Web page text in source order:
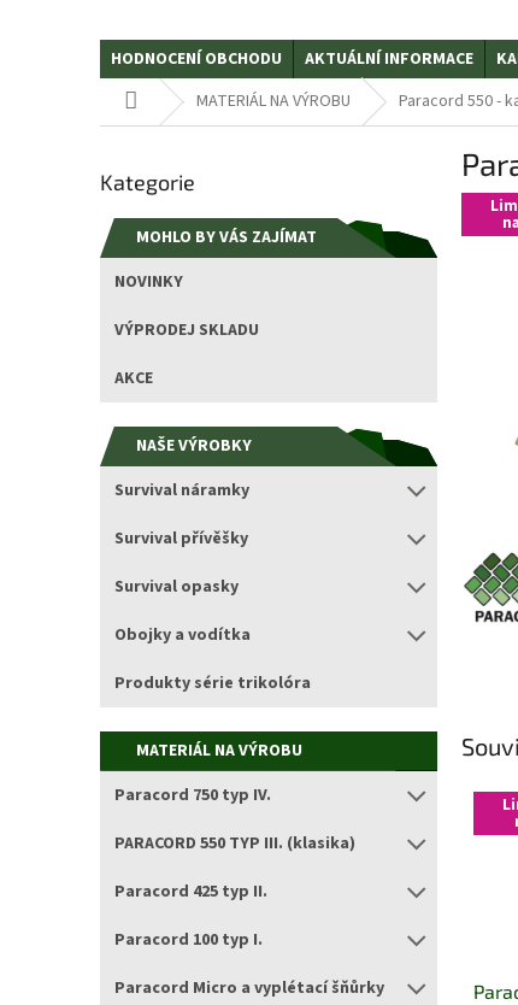
HODNOCENÍ OBCHODU AKTUÁLNÍ INFORMACE
Domů MATERIÁL NA VÝROBU Paracord 550 -
s
r
n
e
kategorie
Kategorie
MOHLO BY VÁS ZAJÍMAT
NOVINKY
VÝPRODEJ SKLADU
AKCE
NAŠE VÝROBKY
Survival náramky
Survival přívěšky
Survival opasky
Obojky a vodítka
Produkty série trikolóra
MATERIÁL NA VÝROBU
Paracord 750 typ IV.
PARACORD 550 TYP III. (klasika)
Paracord 425 typ II.
Paracord 100 typ I.
Paracord Micro a vyplétací šňůrky